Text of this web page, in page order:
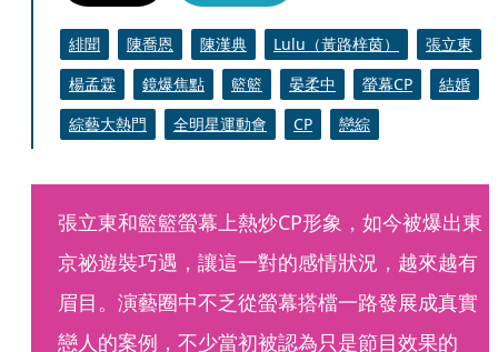
緋聞 陳喬恩 陳漢典 Lulu（黃路梓茵）
張立東
楊孟霖
鏡爆焦點 籃籃 晏柔中 螢幕CP
結婚
綜藝大熱門
全明星運動會 CP 戀綜
張立東和籃籃螢幕上熱炒CP形象，如今被爆出東
京祕遊裝巧遇，讓這一對的感情狀況，越來越有
眉目。演藝圈中不乏從螢幕搭檔一路發展成真實
戀人的案例，不少當初被認為只是節目效果的